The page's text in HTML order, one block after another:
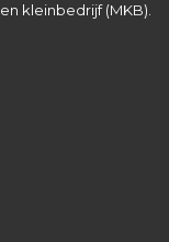
kleinbedrijf (MKB).